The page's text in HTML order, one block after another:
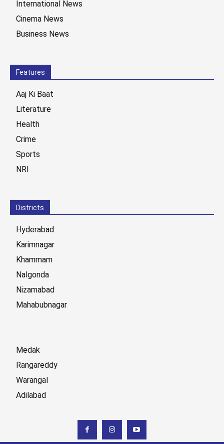
International News
Cinema News
Business News
Features
Aaj Ki Baat
Literature
Health
Crime
Sports
NRI
Districts
Hyderabad
Karimnagar
Khammam
Nalgonda
Nizamabad
Mahabubnagar
Medak
Rangareddy
Warangal
Adilabad